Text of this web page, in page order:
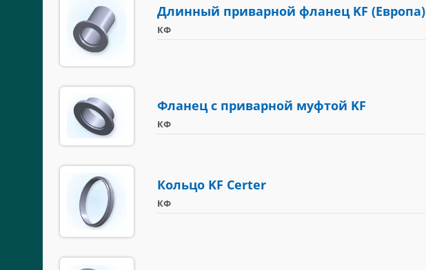
Длинный приварной фланец KF (Европа)
КФ
Фланец с приварной муфтой KF
КФ
Кольцо KF Certer
КФ